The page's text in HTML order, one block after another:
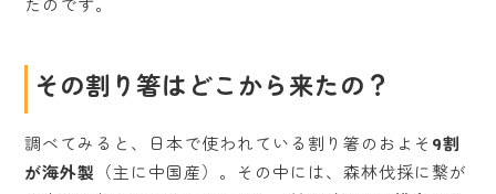
たのです。
その割り箸はどこから来たの？
調べてみると、日本で使われている割り箸のおよそ 9割
が海外製 （主に中国産）。その中には、森林伐採に繋が